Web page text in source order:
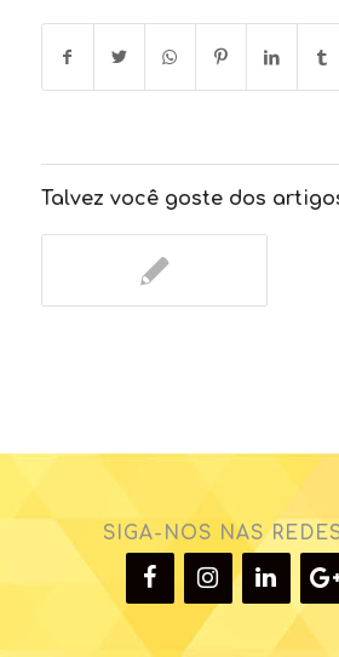
Talvez você goste dos
SIGA-NOS NAS